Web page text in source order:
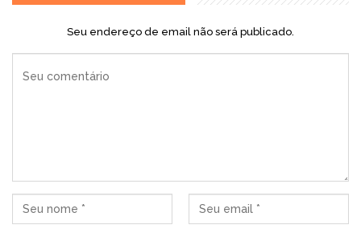
Seu endereço de email não será publicado.